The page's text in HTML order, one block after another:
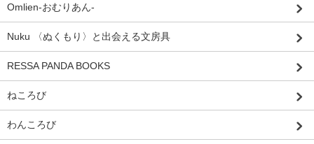
Omlien-おむりあん-
Nuku 〈ぬくもり〉と出会える文房具
RESSA PANDA BOOKS
ねころび
わんころび